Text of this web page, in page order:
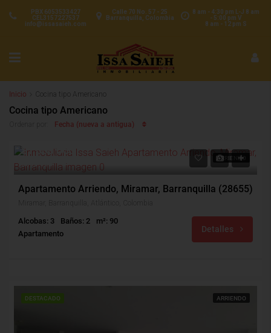
8 am - 4:30 pm L-J 8 am
- 5:00 pm V
8 am - 12 pm S
Calle 70 No. 57 - 25
Barranquilla, Colombia
PBX 6053533427
CEL3157227537
info@issasaieh.com
Inicio Cocina tipo Americano
Cocina tipo Americano
Fecha (nueva a antigua)
ARRIENDO
$1,600,000
$300,000
Apartamento Arriendo, Miramar, Barranquilla (28655)
Alcobas: 3 Baños: 2
m²: 90
Apartamento
Detalles
DESTACADO ARRIENDO